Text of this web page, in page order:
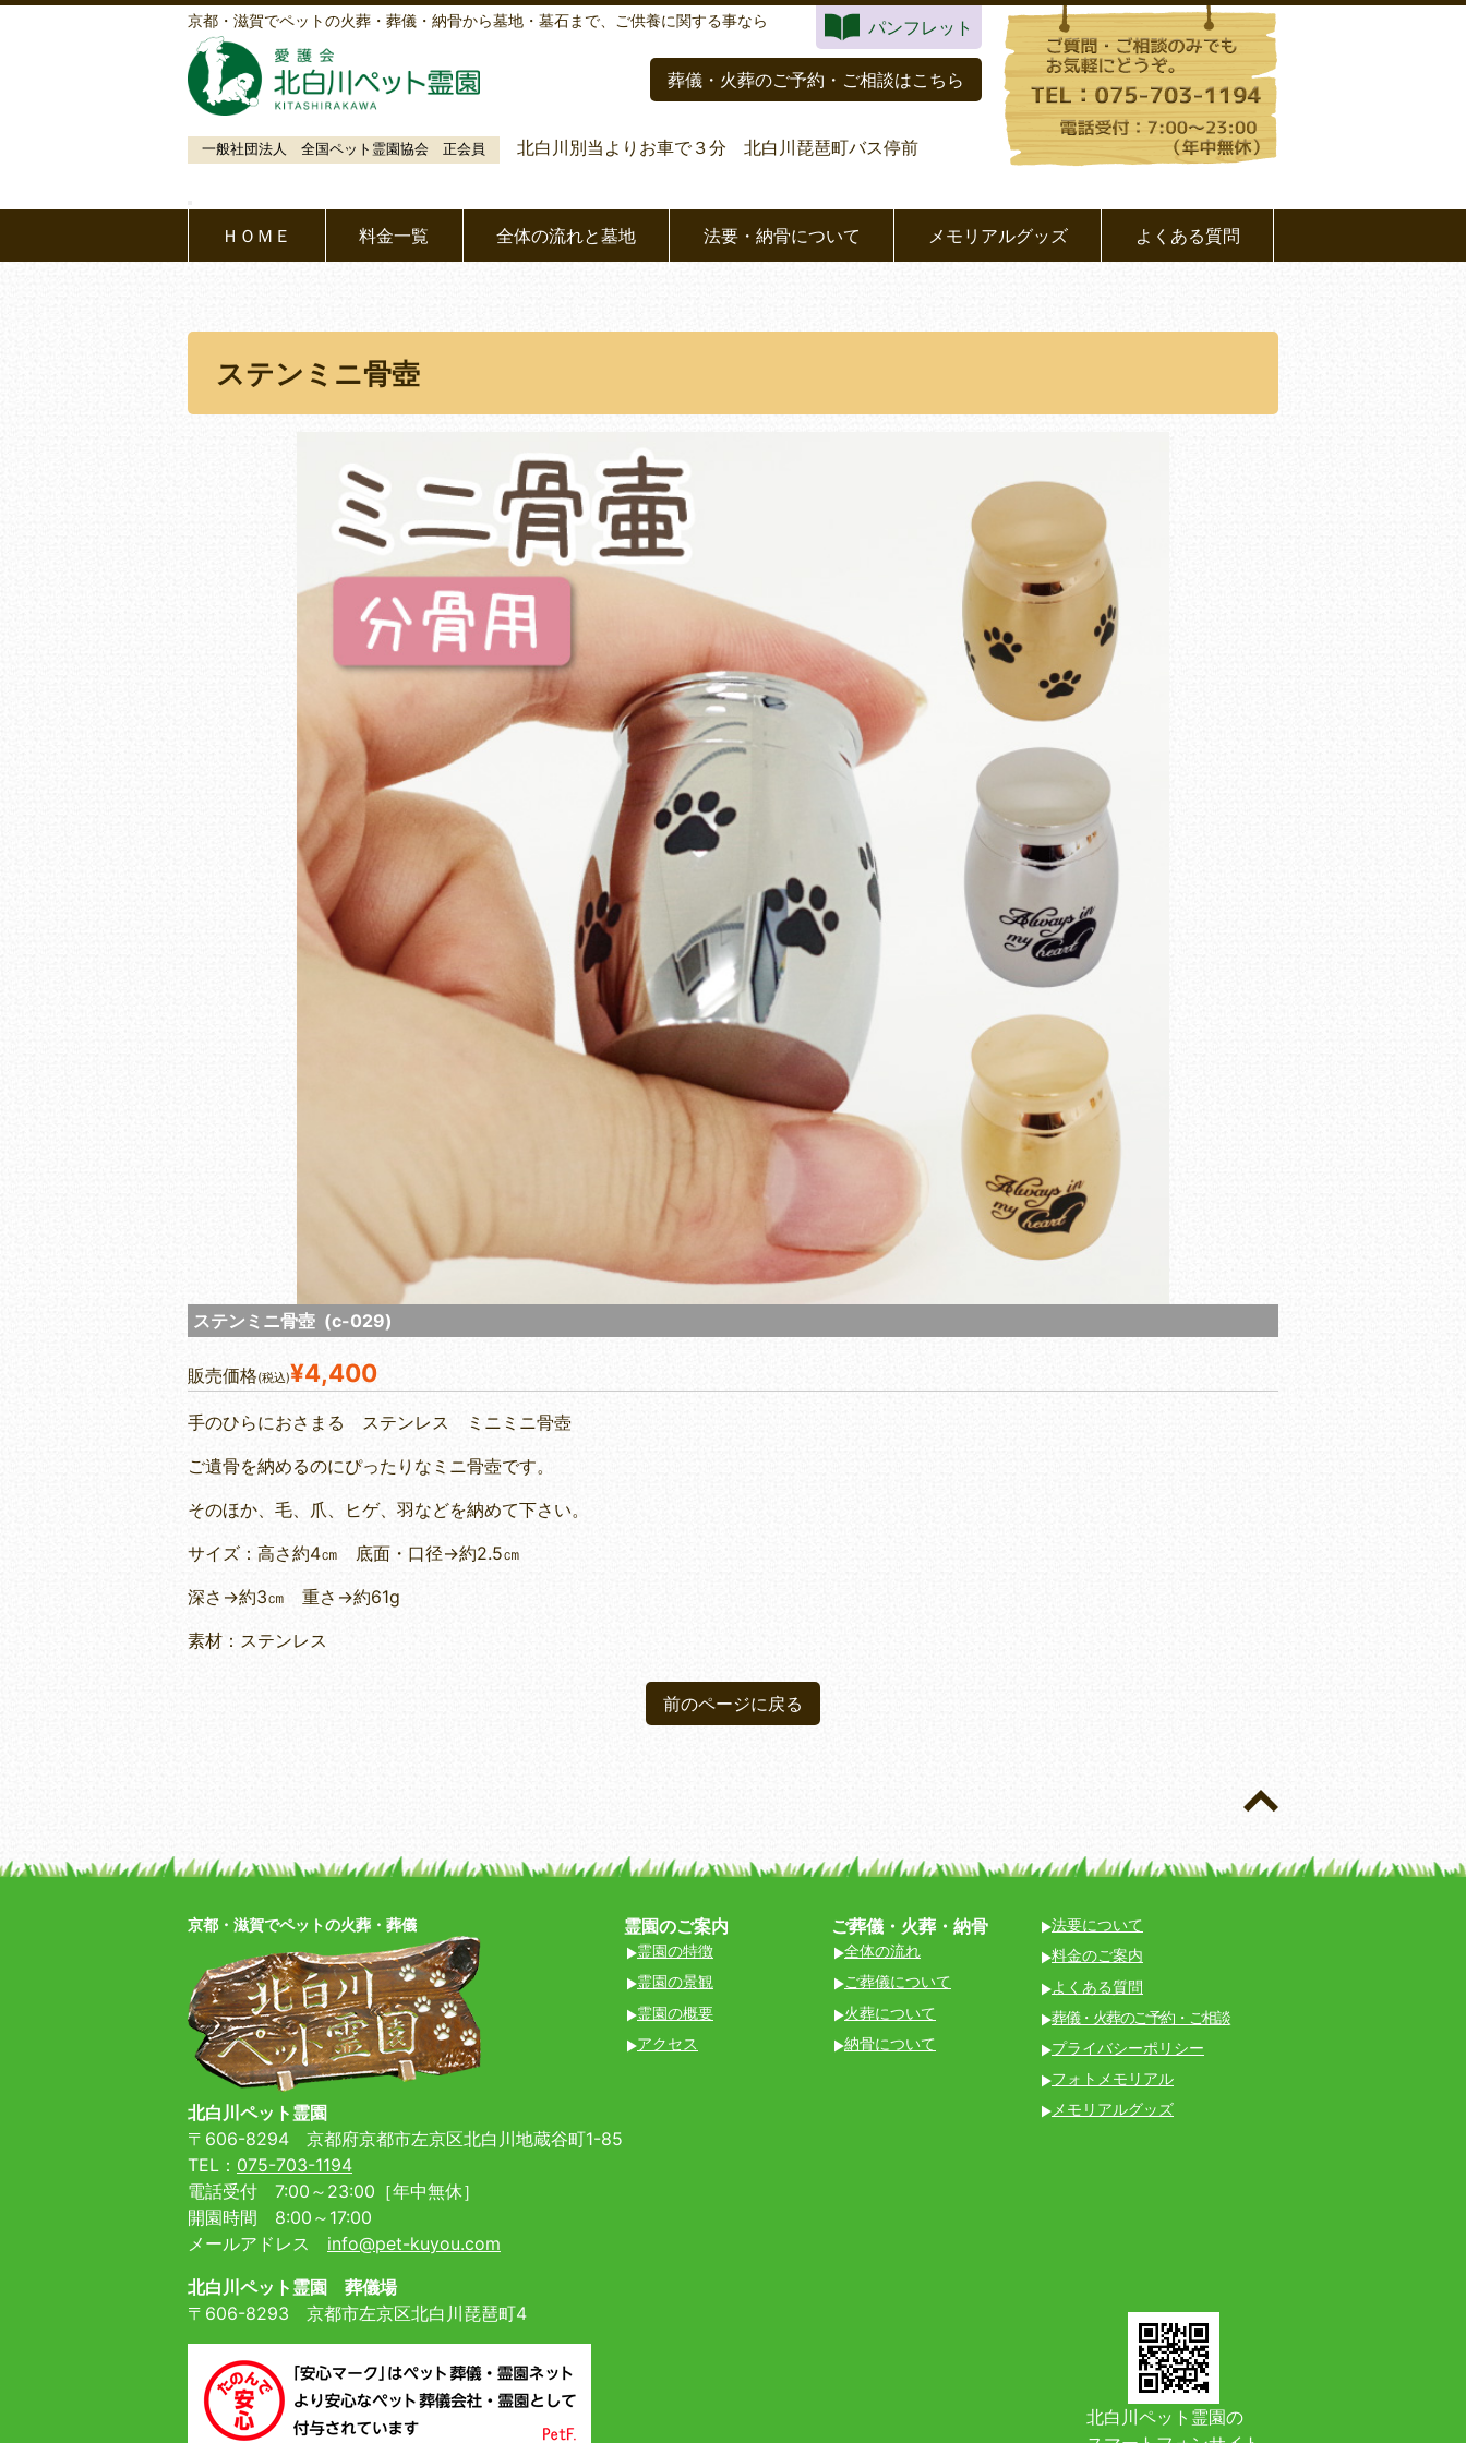
京都・滋賀でペットの火葬・葬儀・納骨から墓地・墓石まで、ご供養に関する事なら パンフレット
葬儀・火葬のご予約・ご相談はこちら
一般社団法人 全国ペット霊園協会 正会員 北白川別当よりお車で３分 北白川琵琶町バス停前
ＨＯＭＥ 料金一覧 全体の流れと墓地 法要・納骨について メモリアルグッズ よくある質問
ステンミニ骨壺
ステンミニ骨壺 (c-029)
販売価格(税込)¥4,400
手のひらにおさまる ステンレス ミニミニ骨壺
ご遺骨を納めるのにぴったりなミニ骨壺です。
そのほか、毛、爪、ヒゲ、羽などを納めて下さい。
サイズ：高さ約4㎝ 底面・口径→約2.5㎝
深さ→約3㎝ 重さ→約61g
素材：ステンレス
前のページに戻る
京都・滋賀でペットの火葬・葬儀
北白川ペット霊園
〒606-8294 京都府京都市左京区北白川地蔵谷町1-85
TEL： 075-703-1194
電話受付 7:00～23:00［年中無休］
開園時間 8:00～17:00
メールアドレス info@pet-kuyou.com
北白川ペット霊園 葬儀場
〒606-8293 京都市左京区北白川琵琶町4
霊園のご案内
霊園の特徴
霊園の景観
霊園の概要
アクセス
ご葬儀・火葬・納骨
全体の流れ
ご葬儀について
火葬について
納骨について
法要について
料金のご案内
よくある質問
葬儀・火葬のご予約・ご相談
プライバシーポリシー
フォトメモリアル
メモリアルグッズ
北白川ペット霊園の